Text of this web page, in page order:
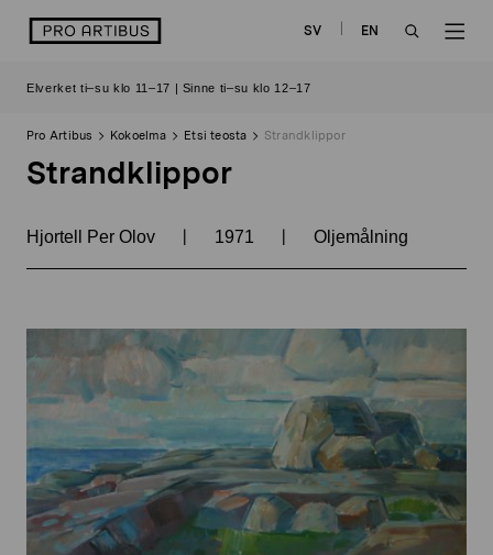
sisältöön
logo SV
EN
Elverket ti–su klo 11–17 | Sinne ti–su klo 12–17
Pro Artibus Kokoelma Etsi teosta Strandklippor
Strandklippor
Hjortell Per Olov | 1971 | Oljemålning